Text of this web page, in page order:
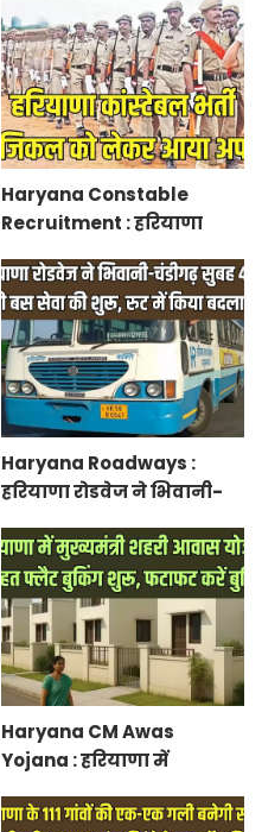
50 प्रतिशत सब्सिडी, फटाफट
करें आवेदन
Haryana Constable
Recruitment : हरियाणा
लेकर आया अपडेट, हर पद के
लिए 55 युवाओं ने किया
आवेदन
Haryana Roadways :
हरियाणा रोडवेज ने भिवानी-
रुट में किया बदलाव
Haryana CM Awas
Yojana : हरियाणा में
के तहत फ्लैट बुकिंग शुरू,